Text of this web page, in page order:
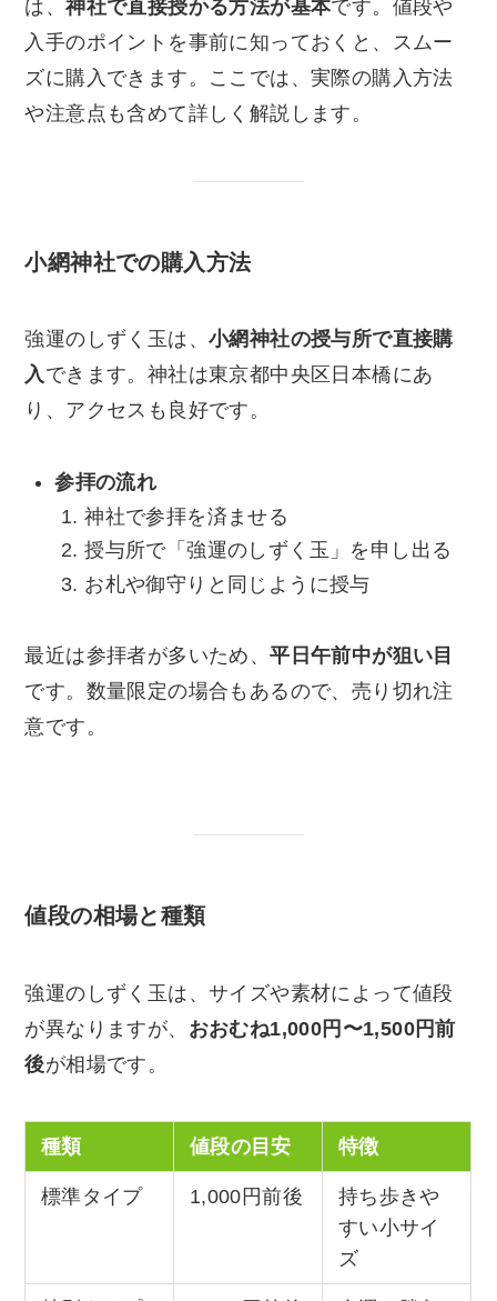
は、神社で直接授かる方法が基本です。値段や
入手のポイントを事前に知っておくと、スムー
ズに購入できます。ここでは、実際の購入方法
や注意点も含めて詳しく解説します。
小網神社での購入方法
強運のしずく玉は、小網神社の授与所で直接購
入できます。神社は東京都中央区日本橋にあ
り、アクセスも良好です。
参拝の流れ
神社で参拝を済ませる
授与所で「強運のしずく玉」を申し出る
お札や御守りと同じように授与
最近は参拝者が多いため、平日午前中が狙い目
です。数量限定の場合もあるので、売り切れ注
意です。
値段の相場と種類
強運のしずく玉は、サイズや素材によって値段
が異なりますが、 おおむね1,000円〜1,500円前
後が相場です。
種類 値段の目安 特徴
標準タイプ 1,000円前後
持ち歩きや
すい小サイ
ズ